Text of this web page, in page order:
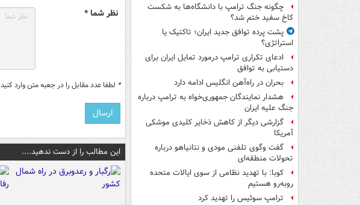
چگونه جنگ ترامپ با دانشگاه‌ها به شکست
کاخ سفید ختم شد؟
پشت پرده توافق جدید ایران؛ تاکتیک یا
استراتژی؟
ادعای تکراری ترامپ درمورد تمایل ایران برای
دستیابی به توافق
بحران در راه‌آهن انگلیس ادامه دارد
هشدار نمایندگان جمهوری‌خواه به ترامپ درباره
جنگ علیه ایران
گزارشی دیگر از کاهش ذخایر کلیدی موشکی
آمریکا
گفت وگوی تلفنی مودی و نتانیاهو درباره
تحولات منطقه‌ای
کوبا: با تهدید نظامی از سوی ایالات متحده
روبه‌رو هستیم
ترامپ سوئیس را تهدید کرد
نظر شما *
* لطفا عدد مقابل را در جعبه متن وارد کنید
این مطالب را از دست ندهید....